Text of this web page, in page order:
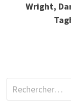
Wright,
Rechercher :